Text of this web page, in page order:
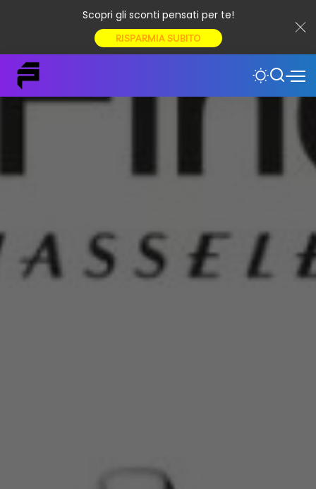
Scopri gli sconti pensati per te!
RISPARMIA SUBITO